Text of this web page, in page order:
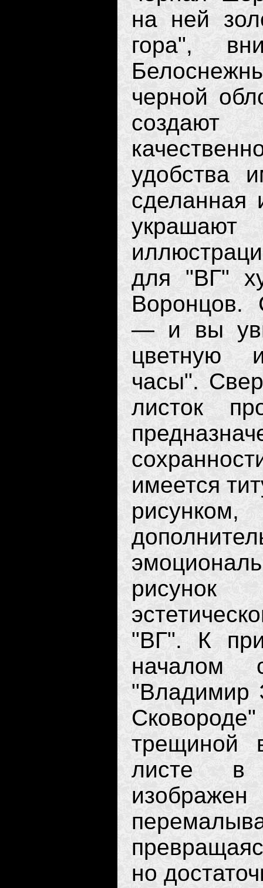
на ней
гора",
черной
создают
удобства
сделанная
украшают
для "ВГ"
Воронцов.
— и вы
цветную
часы".
листок
имеется
рисунок
"ВГ". К
началом
"Владимир
трещиной
листе в
но